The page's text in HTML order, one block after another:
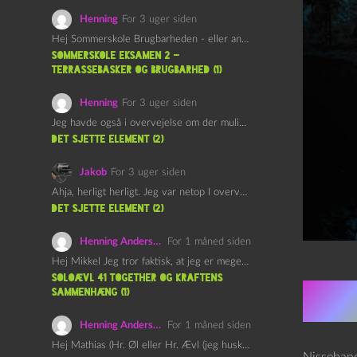
Henning For 3 uger siden
Hej Sommerskole Brugbarheden - eller anvendeligheden - af "Øl&Ævl" er…
Sommerskole Eksamen 2 –
Terrassebasker og Brugbarhed (1)
Henning For 3 uger siden
Jeg havde også i overvejelse om der muligvis kunne være…
det sjette element (2)
Jakob For 3 uger siden
Ahja, herligt herligt. Jeg var netop I overvejelser om at…
det sjette element (2)
Henning Andersen
For 1 måned siden
Hej Mikkel Jeg tror faktisk, at jeg er meget enig…
Soloævl 41 Together og Kraftens
Sammenhæng (1)
Henning Andersen
For 1 måned siden
Hej Mathias (Hr. Øl eller Hr. Ævl (jeg husker ikke…